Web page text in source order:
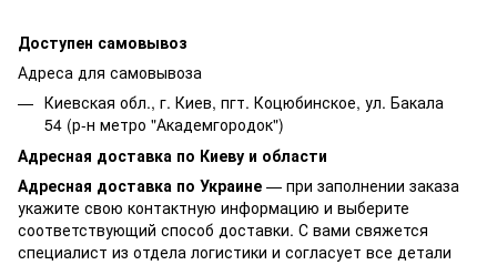
Доступен самовывоз
Адреса для самовывоза
Киевская обл., г. Киев, пгт. Коцюбинское, ул. Бакала
54 (р-н метро "Академгородок")
Адресная доставка по Киеву и области
Адресная доставка по Украине — при заполнении заказа
укажите свою контактную информацию и выберите
соответствующий способ доставки. С вами свяжется
специалист из отдела логистики и согласует все детали